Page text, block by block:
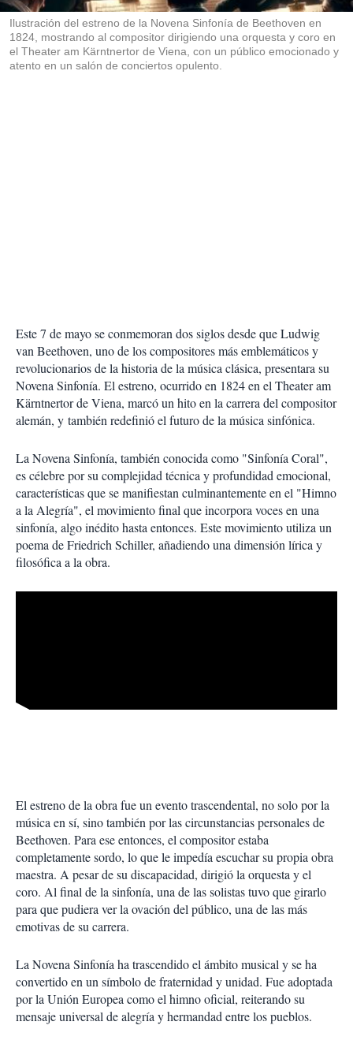
r
Ilustración del estreno de la Novena Sinfonía de Beethoven en
1824, mostrando al compositor dirigiendo una orquesta y coro en
el Theater am Kärntnertor de Viena, con un público emocionado y
atento en un salón de conciertos opulento.
Este 7 de mayo se conmemoran dos siglos desde que Ludwig
van Beethoven, uno de los compositores más emblemáticos y
revolucionarios de la historia de la música clásica, presentara su
Novena Sinfonía. El estreno, ocurrido en 1824 en el Theater am
Kärntnertor de Viena, marcó un hito en la carrera del compositor
alemán, y también redefinió el futuro de la música sinfónica.
La Novena Sinfonía, también conocida como "Sinfonía Coral",
es célebre por su complejidad técnica y profundidad emocional,
características que se manifiestan culminantemente en el "Himno
a la Alegría", el movimiento final que incorpora voces en una
sinfonía, algo inédito hasta entonces. Este movimiento utiliza un
poema de Friedrich Schiller, añadiendo una dimensión lírica y
filosófica a la obra.
El estreno de la obra fue un evento trascendental, no solo por la
música en sí, sino también por las circunstancias personales de
Beethoven. Para ese entonces, el compositor estaba
completamente sordo, lo que le impedía escuchar su propia obra
maestra. A pesar de su discapacidad, dirigió la orquesta y el
coro. Al final de la sinfonía, una de las solistas tuvo que girarlo
para que pudiera ver la ovación del público, una de las más
emotivas de su carrera.
La Novena Sinfonía ha trascendido el ámbito musical y se ha
convertido en un símbolo de fraternidad y unidad. Fue adoptada
por la Unión Europea como el himno oficial, reiterando su
mensaje universal de alegría y hermandad entre los pueblos.